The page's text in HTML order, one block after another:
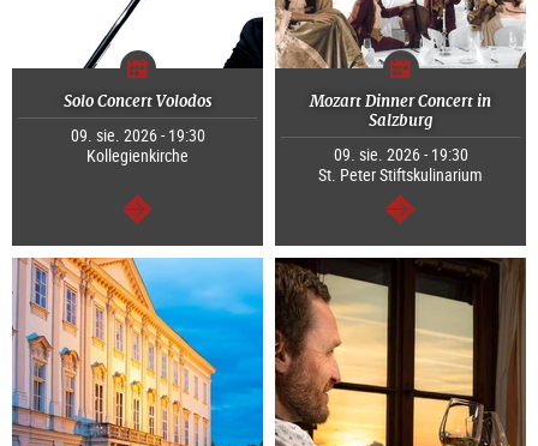
Solo Concert Volodos
09. sie. 2026 - 19:30
Kollegienkirche
dalej
Mozart Dinner Concert in
Salzburg
09. sie. 2026 - 19:30
St. Peter Stiftskulinarium
dalej